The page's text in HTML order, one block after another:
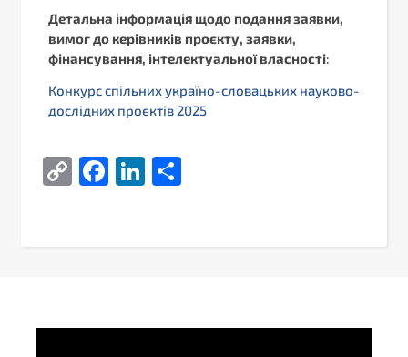
Детальна інформація щодо подання заявки,
вимог до керівників проєкту, заявки,
фінансування, інтелектуальної власності:
Конкурс спільних україно-словацьких науково-
дослідних проєктів 2025
CopyFacebook
LinkedIn